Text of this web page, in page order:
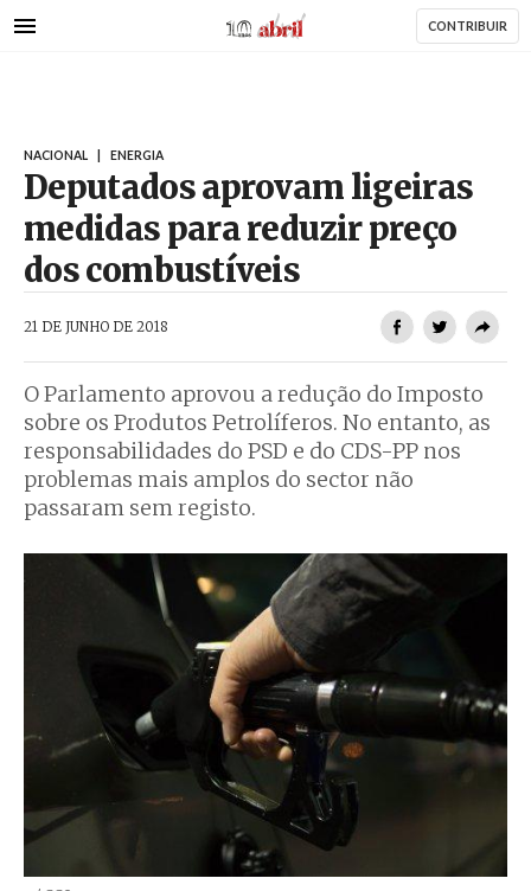
para
AbrilAbril CONTRIBUIR
NACIONAL ENERGIA
Deputados aprovam ligeiras
medidas para reduzir preço
dos combustíveis
21 DE JUNHO DE 2018
O Parlamento aprovou a redução do Imposto
sobre os Produtos Petrolíferos. No entanto, as
responsabilidades do PSD e do CDS-PP nos
problemas mais amplos do sector não
passaram sem registo.